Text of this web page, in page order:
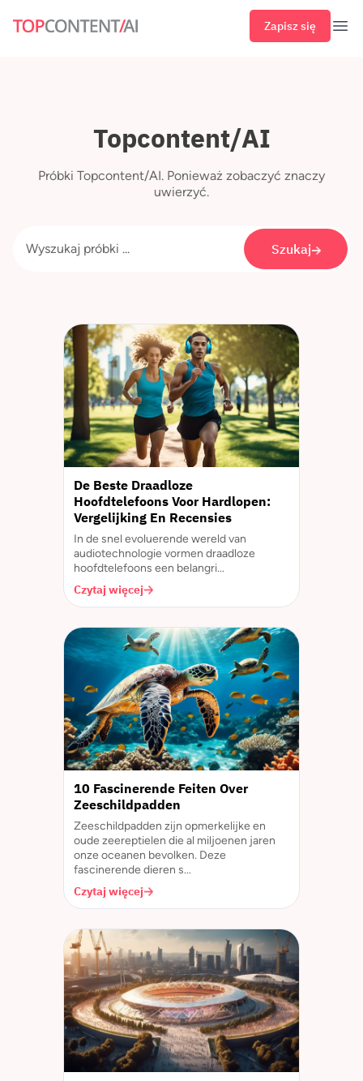
Zapisz się
Topcontent/AI
Próbki Topcontent/AI. Ponieważ zobaczyć znaczy
uwierzyć.
Szukaj
De Beste Draadloze
Hoofdtelefoons Voor Hardlopen:
Vergelijking En Recensies
In de snel evoluerende wereld van
audiotechnologie vormen draadloze
hoofdtelefoons een belangri...
Czytaj więcej
10 Fascinerende Feiten Over
Zeeschildpadden
Zeeschildpadden zijn opmerkelijke en
oude zeereptielen die al miljoenen jaren
onze oceanen bevolken. Deze
fascinerende dieren s...
Czytaj więcej